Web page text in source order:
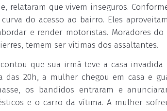
relataram que vivem inseguros.
do acesso ao bairro. Eles
e render motoristas. Moradores do
temem ser vítimas dos assaltantes.
que sua irmã teve a casa
das 20h, a mulher chegou em casa e
os bandidos entraram e
e o carro da vítima. A mulher